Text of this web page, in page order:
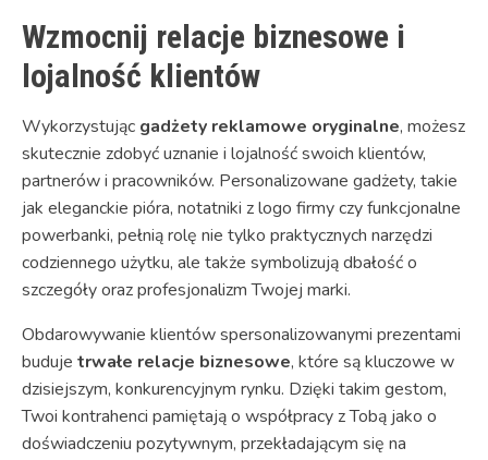
Wzmocnij relacje biznesowe i
lojalność klientów
Wykorzystując gadżety reklamowe oryginalne, możesz
skutecznie zdobyć uznanie i lojalność swoich klientów,
partnerów i pracowników. Personalizowane gadżety, takie
jak eleganckie pióra, notatniki z logo firmy czy funkcjonalne
powerbanki, pełnią rolę nie tylko praktycznych narzędzi
codziennego użytku, ale także symbolizują dbałość o
szczegóły oraz profesjonalizm Twojej marki.
Obdarowywanie klientów spersonalizowanymi prezentami
buduje trwałe relacje biznesowe, które są kluczowe w
dzisiejszym, konkurencyjnym rynku. Dzięki takim gestom,
Twoi kontrahenci pamiętają o współpracy z Tobą jako o
doświadczeniu pozytywnym, przekładającym się na